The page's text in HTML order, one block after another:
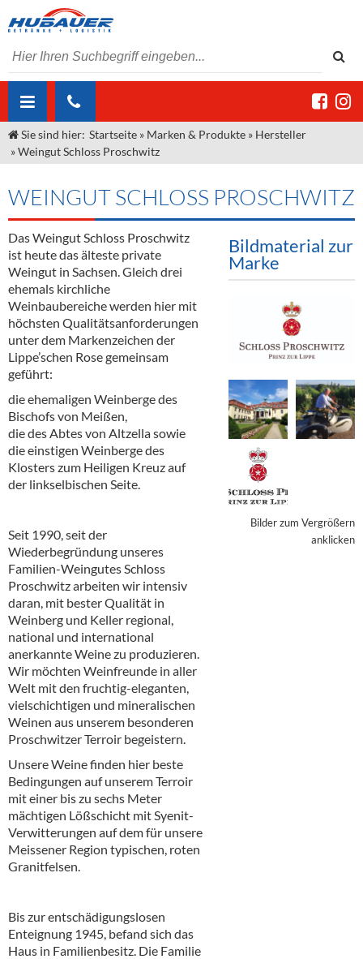
ÜBER UNS
Unser Liefergebiet
Unser Team
Kontakt
Angebote Gastronomie & Großhandel
Gastronomie
Großhandel
Innovation - Die Neue Art des Bierzapfens
"DroughtMaster"
Neuigkeiten
Termine
MARKEN & PRODUKTE
Weine & Schaumwein
Sirup
Spirituosen
Bier
Alkoholfreie Getränke
Öle & Küchenartikel
Kaffee
Barzubehör
Verpackung
Hygieneartikel & Desinfektion
DIENSTLEISTUNGEN
Kommisionskauf & Lieferbedingungen
Fremddienstleistungen
Sie sind hier: Startseite » Marken & Produkte » Hersteller
»Weingut Schloss Proschwitz
WEINGUT SCHLOSS PROSCHWITZ
Das Weingut Schloss Proschwitz
ist heute das älteste private
Weingut in Sachsen. Gleich drei
ehemals kirchliche
Weinbaubereiche werden hier mit
höchsten Qualitätsanforderungen
unter dem Markenzeichen der
Lippe’schen Rose gemeinsam
geführt:
die ehemaligen Weinberge des
Bischofs von Meißen,
die des Abtes von Altzella sowie
die einstigen Weinberge des
Klosters zum Heiligen Kreuz auf
der linkselbischen Seite.
Seit 1990, seit der
Wiederbegründung unseres
Familien-Weingutes Schloss
Proschwitz arbeiten wir intensiv
daran, mit bester Qualität in
Weinberg und Keller regional,
national und international
anerkannte Weine zu produzieren.
Wir möchten Weinfreunde in aller
Welt mit den fruchtig-eleganten,
vielschichtigen und mineralischen
Weinen aus unserem besonderen
Proschwitzer Terroir begeistern.
Unsere Weine finden hier beste
Bedingungen auf unserem Terroir
mit einer bis zu sechs Meter
mächtigen Lößschicht mit Syenit-
Verwitterungen auf dem für unsere
Meissener Region typischen, roten
Granitfelsen.
Bis zur entschädigungslosen
Enteignung 1945, befand sich das
Haus in Familienbesitz. Die Familie
Bildmaterial zur
Marke
Bilder zum Vergrößern
anklicken